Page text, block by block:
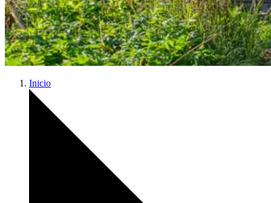
Inicio